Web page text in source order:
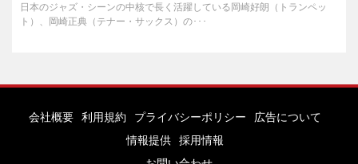
日本のジャズ・シーンの中核で長く活躍している岡崎好朗（トランペッ
ト）、岡崎正典（テナー・サックス）の･･･
会社概要 利用規約 プライバシーポリシー
広告について
情報提供
採用情報